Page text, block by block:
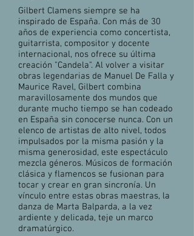
Gilbert Clamens siempre se ha
inspirado de España. Con más de 30
años de experiencia como concertista,
guitarrista, compositor y docente
internacional, nos ofrece su última
creación "Candela". Al volver a visitar
obras legendarias de Manuel De Falla y
Maurice Ravel, Gilbert combina
maravillosamente dos mundos que
durante mucho tiempo se han codeado
en España sin conocerse nunca. Con un
elenco de artistas de alto nivel, todos
impulsados por la misma pasión y la
misma generosidad, este espectáculo
mezcla géneros. Músicos de formación
clásica y flamencos se fusionan para
tocar y crear en gran sincronía. Un
vínculo entre estas obras maestras, la
danza de Marta Balparda, a la vez
ardiente y delicada, teje un marco
dramatúrgico.